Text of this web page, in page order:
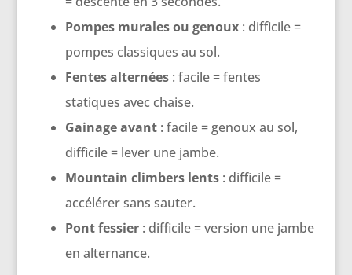
Pompes murales ou genoux: difficile =
pompes classiques au sol.
Fentes alternées: facile = fentes
statiques avec chaise.
Gainage avant: facile = genoux au sol,
difficile = lever une jambe.
Mountain climbers lents: difficile =
accélérer sans sauter.
Pont fessier: difficile = version une jambe
en alternance.